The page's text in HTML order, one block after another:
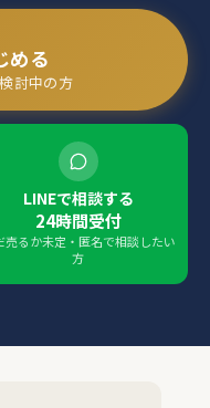
める
討中の方
LINEで相談する
24時間受付
売るか未定・匿名で相談したい
方